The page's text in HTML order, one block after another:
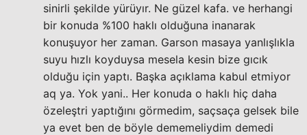
sinirli şekilde yürüyır. Ne güzel kafa. ve herhangi
bir konuda %100 haklı olduğuna inanarak
konuşuyor her zaman. Garson masaya yanlışlıkla
suyu hızlı koyduysa mesela kesin bize gıcık
olduğu için yaptı. Başka açıklama kabul etmiyor
aq ya. Yok yani.. Her konuda o haklı hiç daha
özeleştri yaptığını görmedim, saçsaça gelsek bile
ya evet ben de böyle dememeliydim demedi